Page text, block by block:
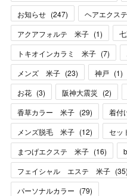
お知らせ (247) ヘアエクステ
アクアフォルテ 米子 (1)
トキオインカラミ 米子 (7)
メンズ 米子 (23) 神戸 (1)
お花 (3) 阪神大震災 (2)
香草カラー 米子 (29) 着
メンズ脱毛 米子 (12) セッ
まつげエクステ 米子 (16)
フェイシャル エステ 米子 (35)
パーソナルカラー (79)